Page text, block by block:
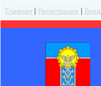
Главная | Регистрация | Вход